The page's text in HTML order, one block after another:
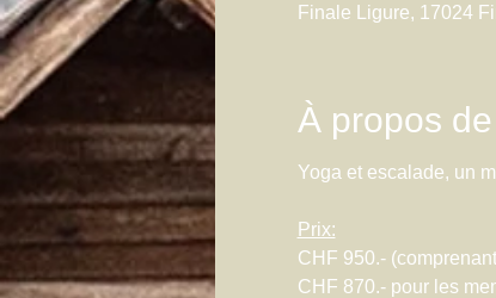
Finale Ligure, 17024
À propos
Yoga et escalade, un
Prix:
CHF 950.-
CHF 870.- pour les